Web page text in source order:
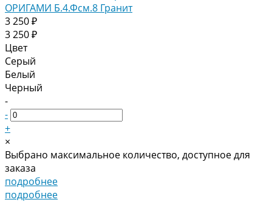
ОРИГАМИ Б.4.Фсм.8 Гранит
3 250 ₽
3 250 ₽
Цвет
Серый
Белый
Черный
-
-
+
×
Выбрано максимальное количество, доступное для
заказа
подробнее
подробнее